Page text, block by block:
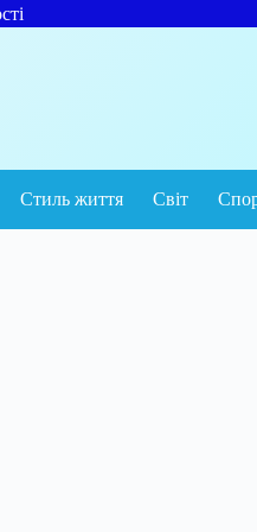
Стиль життя Світ